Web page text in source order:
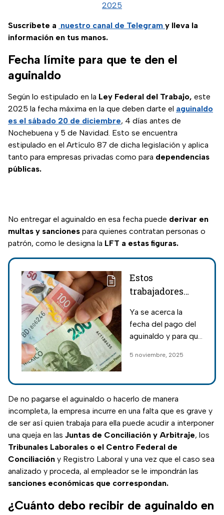
2025
Suscríbete a nuestro canal de Telegram y lleva la
información en tus manos.
Fecha límite para que te den el
aguinaldo
Según lo estipulado en la Ley Federal del Trabajo, este
2025 la fecha máxima en la que deben darte el aguinaldo
es el sábado 20 de diciembre, 4 días antes de
Nochebuena y 5 de Navidad. Esto se encuentra
estipulado en el Artículo 87 de dicha legislación y aplica
tanto para empresas privadas como para dependencias
públicas.
No entregar el aguinaldo en esa fecha puede derivar en
multas y sanciones para quienes contratan personas o
patrón, como le designa la LFT a estas figuras.
Estos
trabajadores
menos
aguinaldo en
Ya se acerca la
fecha del pago del
aguinaldo y para que
sorpresa, te
trabajadores
recibirán menos
dinero este 2025.
5 noviembre, 2025
De no pagarse el aguinaldo o hacerlo de manera
incompleta, la empresa incurre en una falta que es grave y
de ser así quien trabaja para ella puede acudir a interponer
una queja en las Juntas de Conciliación y Arbitraje, los
Tribunales Laborales o el Centro Federal de
Conciliación y Registro Laboral y una vez que el caso sea
analizado y proceda, al empleador se le impondrán las
sanciones económicas que correspondan.
¿Cuánto debo recibir de aguinaldo en